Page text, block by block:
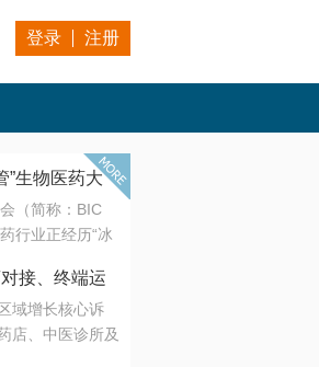
登录 注册
”生物医药大
（简称：BIC
行业正经历“冰
”的支付与入院
路，全产业链协
生态，定义未
接、终端运
域增长核心诉
店、中医诊所及